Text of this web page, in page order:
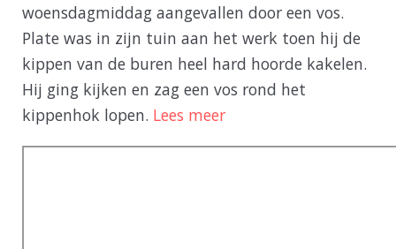
woensdagmiddag aangevallen door een vos.
Plate was in zijn tuin aan het werk toen hij de
kippen van de buren heel hard hoorde kakelen.
Hij ging kijken en zag een vos rond het
kippenhok lopen. Lees meer